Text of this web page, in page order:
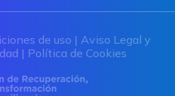
de uso | Aviso Legal y
| Política de Cookies